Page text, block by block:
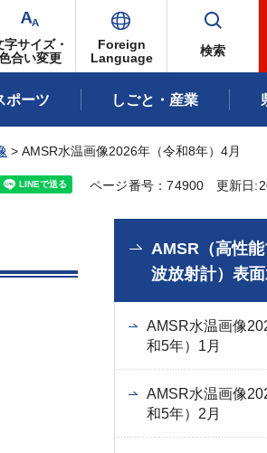
字サイズ・
合い変更
Foreign
Language
検索
ポーツ しごと・産業
> AMSR水温画像2026年（令和8年）4月
ページ番号：74900 更新日
AMSR（高性
波放射計）表
AMSR水温画像
和5年）1月
AMSR水温画像
和5年）2月